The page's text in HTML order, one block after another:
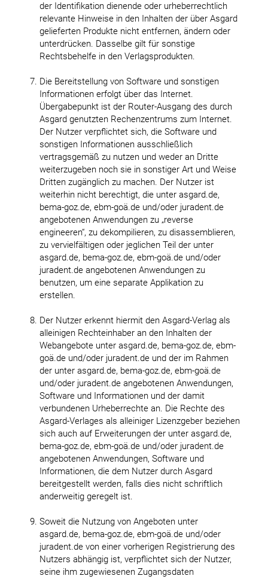
der Identifikation dienende oder urheberrechtlich
relevante Hinweise in den Inhalten der über Asgard
gelieferten Produkte nicht entfernen, ändern oder
unterdrücken. Dasselbe gilt für sonstige
Rechtsbehelfe in den Verlagsprodukten.
Die Bereitstellung von Software und sonstigen
Informationen erfolgt über das Internet.
Übergabepunkt ist der Router-Ausgang des durch
Asgard genutzten Rechenzentrums zum Internet.
Der Nutzer verpflichtet sich, die Software und
sonstigen Informationen ausschließlich
vertragsgemäß zu nutzen und weder an Dritte
weiterzugeben noch sie in sonstiger Art und Weise
Dritten zugänglich zu machen. Der Nutzer ist
weiterhin nicht berechtigt, die unter asgard.de,
bema-goz.de, ebm-goä.de und/oder juradent.de
angebotenen Anwendungen zu „reverse
engineeren“, zu dekompilieren, zu disassemblieren,
zu vervielfältigen oder jeglichen Teil der unter
asgard.de, bema-goz.de, ebm-goä.de und/oder
juradent.de angebotenen Anwendungen zu
benutzen, um eine separate Applikation zu
erstellen.
Der Nutzer erkennt hiermit den Asgard-Verlag als
alleinigen Rechteinhaber an den Inhalten der
Webangebote unter asgard.de, bema-goz.de, ebm-
goä.de und/oder juradent.de und der im Rahmen
der unter asgard.de, bema-goz.de, ebm-goä.de
und/oder juradent.de angebotenen Anwendungen,
Software und Informationen und der damit
verbundenen Urheberrechte an. Die Rechte des
Asgard-Verlages als alleiniger Lizenzgeber beziehen
sich auch auf Erweiterungen der unter asgard.de,
bema-goz.de, ebm-goä.de und/oder juradent.de
angebotenen Anwendungen, Software und
Informationen, die dem Nutzer durch Asgard
bereitgestellt werden, falls dies nicht schriftlich
anderweitig geregelt ist.
Soweit die Nutzung von Angeboten unter
asgard.de, bema-goz.de, ebm-goä.de und/oder
juradent.de von einer vorherigen Registrierung des
Nutzers abhängig ist, verpflichtet sich der Nutzer,
seine ihm zugewiesenen Zugangsdaten